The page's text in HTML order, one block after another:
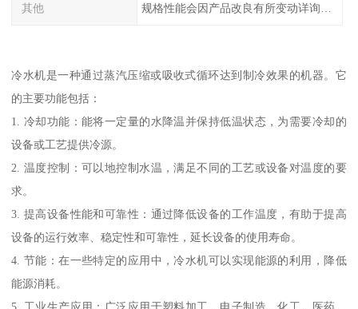
其他
冷水机是一种通过蒸汽压缩或吸收式循环达到制冷效果的机器。它
的主要功能包括：
1. 冷却功能：能将一定量的水降温并保持低温状态，为需要冷却的
设备或工艺提供冷源。
2. 温度控制：可以地控制水温，满足不同的工艺或设备对温度的要
求。
3. 提高设备性能和可靠性：通过降低设备的工作温度，有助于提高
设备的运行效率、稳定性和可靠性，延长设备的使用寿命。
4. 节能：在一些特定的应用中，冷水机可以实现能源的利用，降低
能源消耗。